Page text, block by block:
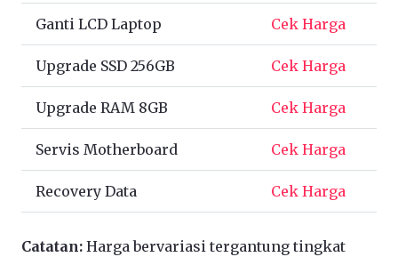
Ganti LCD Laptop Cek Harga
Upgrade SSD 256GB Cek Harga
Upgrade RAM 8GB Cek Harga
Servis Motherboard Cek Harga
Recovery Data Cek Harga
Catatan: Harga bervariasi tergantung tingkat